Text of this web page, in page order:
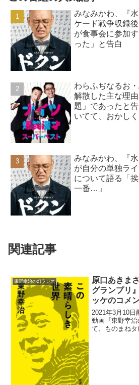
みなみかわ、『
ケード戦争収録
が食事会に参加
った」と告白
わらふぢなるお
解散した主な理
題」であったと
いてて、おかしく
みなみかわ、『
が自分の単独ラ
について語る「
一番…」
関連記事
東野幸治の幻ラジオ
原口あきま
グランプリ
ッケのコメ
全く関係な
からと暴露
しまう」
2021年3月10日
動画『東野幸
て、ものまね